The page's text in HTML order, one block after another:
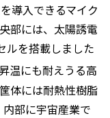
導入できるマイク
部には、太陽誘電
ルを搭載しました
温にも耐えうる高
体には耐熱性樹脂
部に宇宙産業で